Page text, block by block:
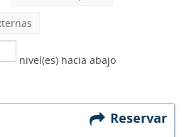
nivel(es) hacia abajo
Reservar